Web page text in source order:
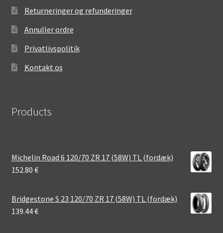
Returneringer og refunderinger
Annuller ordre
Privatlivspolitik
Kontakt os
Products
Michelin Road 6 120/70 ZR 17 (58W) TL (fordæk)
152.80 €
Bridgestone S 23 120/70 ZR 17 (58W) TL (fordæk)
139.44€